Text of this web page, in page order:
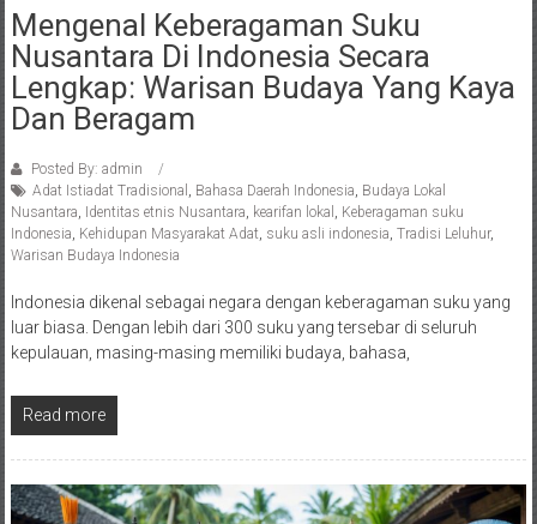
Mengenal Keberagaman Suku
Nusantara Di Indonesia Secara
Lengkap: Warisan Budaya Yang Kaya
Dan Beragam
Posted By: admin
Adat Istiadat Tradisional
Bahasa Daerah Indonesia Budaya Lokal
Nusantara Identitas etnis Nusantara kearifan lokal
Keberagaman suku
Indonesia Kehidupan Masyarakat Adat suku asli indonesia Tradisi Leluhur,
Warisan Budaya Indonesia
Indonesia dikenal sebagai negara dengan keberagaman suku yang
luar biasa. Dengan lebih dari 300 suku yang tersebar di seluruh
kepulauan, masing-masing memiliki budaya, bahasa,
Read more